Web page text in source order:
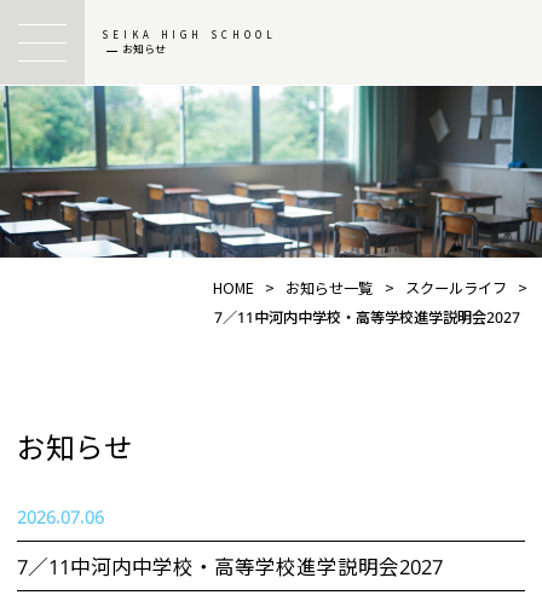
SEIKA HIGH SCHOOL
お知らせ
HOME > お知らせ一覧 > スクールライフ
>
7／11中河内中学校・高等学校進学説明会2027
お知らせ
2026.07.06
7／11中河内中学校・高等学校進学説明会2027